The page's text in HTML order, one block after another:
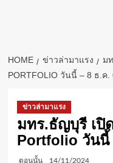
HOME ข่าวล่ามาแรง
ม
PORTFOLIO วันนี้ – 8 ธ.ค.
ข่าวล่ามาแรง
มทร.ธัญบุรี เปิ
Portfolio วันนี้
ตอนนั้น 14/11/2024